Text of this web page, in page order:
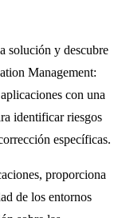
solución y descubre
Management:
con una
identificar riesgos
específicas.
proporciona
de los entornos